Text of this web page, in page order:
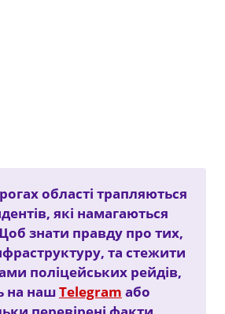
області трапляються
які намагаються
знати правду про тих,
та стежити
поліцейських рейдів,
на нашTelegram або